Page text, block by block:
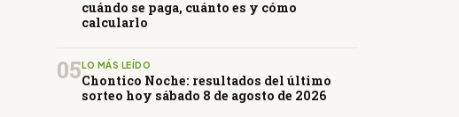
cuándo se paga, cuánto es y cómo
calcularlo
05 LO MÁS LEÍDO
Chontico Noche: resultados del último
sorteo hoy sábado 8 de agosto de 2026